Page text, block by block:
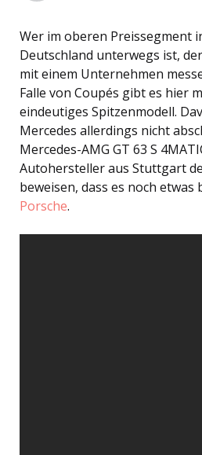
Wer im oberen Preissegment
Deutschland unterwegs ist,
mit einem Unternehmen
Falle von Coupés gibt es hier
eindeutiges Spitzenmodell.
Mercedes allerdings nicht
Mercedes-AMG GT 63 S
Autohersteller aus Stuttgart
beweisen, dass es noch etwas
Porsche.